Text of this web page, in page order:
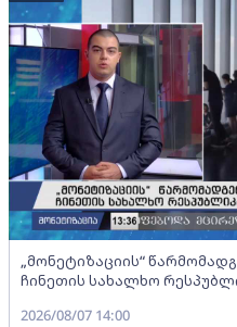
„მონეტიზაციის“
ჩინეთის სახალხო
2026/08/07 14:00